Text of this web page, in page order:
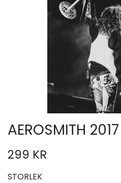
AEROSMITH 2017
299 KR
STORLEK